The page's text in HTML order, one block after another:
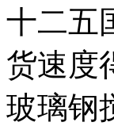
十二五
货速度
玻璃钢